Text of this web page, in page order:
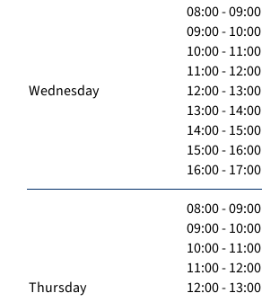
Wednesday
08:00 - 09:00
09:00 - 10:00
10:00 - 11:00
11:00 - 12:00
12:00 - 13:00
13:00 - 14:00
14:00 - 15:00
15:00 - 16:00
16:00 - 17:00
Thursday
08:00 - 09:00
09:00 - 10:00
10:00 - 11:00
11:00 - 12:00
12:00 - 13:00